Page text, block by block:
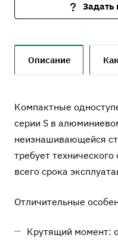
Задать
Описание
Компактные
серии S в
неизнашивающейся
требует
всего срока
Отличительные
Крутящий момент: